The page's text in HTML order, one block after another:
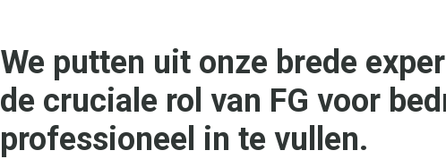
We putten uit onze brede
de cruciale rol van FG voor
professioneel in te vullen.